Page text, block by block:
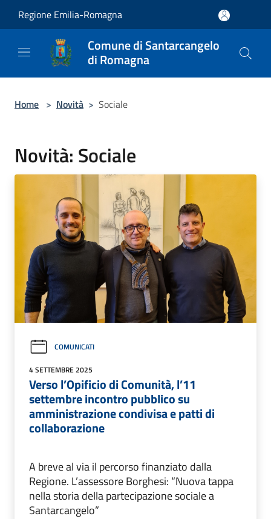
Regione Emilia-Romagna
Comune di Santarcangelo
di Romagna
Home > Novità > Sociale
Novità: Sociale
COMUNICATI
4 SETTEMBRE 2025
Verso l’Opificio di Comunità, l’11
settembre incontro pubblico su
amministrazione condivisa e patti di
collaborazione
A breve al via il percorso finanziato dalla
Regione. L’assessore Borghesi: “Nuova tappa
nella storia della partecipazione sociale a
Santarcangelo”